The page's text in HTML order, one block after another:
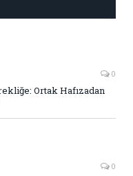
0
Ortak Hafızadan
0